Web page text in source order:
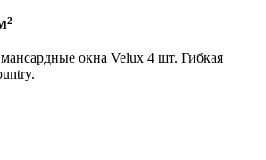
окна Velux 4 шт. Гибкая